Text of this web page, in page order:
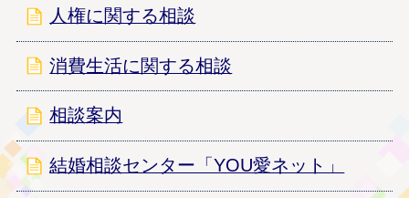
人権に関する相談
消費生活に関する相談
相談案内
結婚相談センター「YOU愛ネット」